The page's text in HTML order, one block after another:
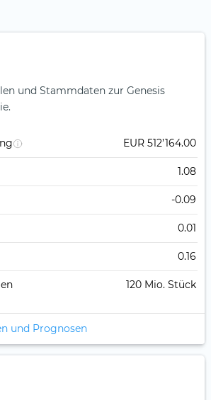
und Stammdaten zur Genesis
EUR 512’164.00
1.08
-0.09
0.01
0.16
120 Mio. Stück
und Prognosen